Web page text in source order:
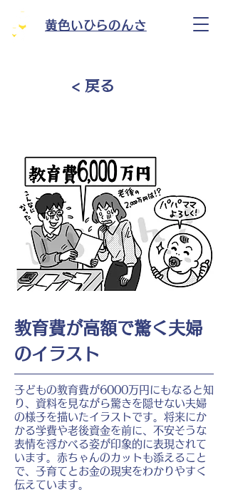
黄色いひらのんさ
< 戻る
教育費が高額で驚く夫婦
のイラスト
子どもの教育費が6000万円にもなると知
り、資料を見ながら驚きを隠せない夫婦
の様子を描いたイラストです。将来にか
かる学費や老後資金を前に、不安そうな
表情を浮かべる姿が印象的に表現されて
います。赤ちゃんのカットも添えること
で、子育てとお金の現実をわかりやすく
伝えています。